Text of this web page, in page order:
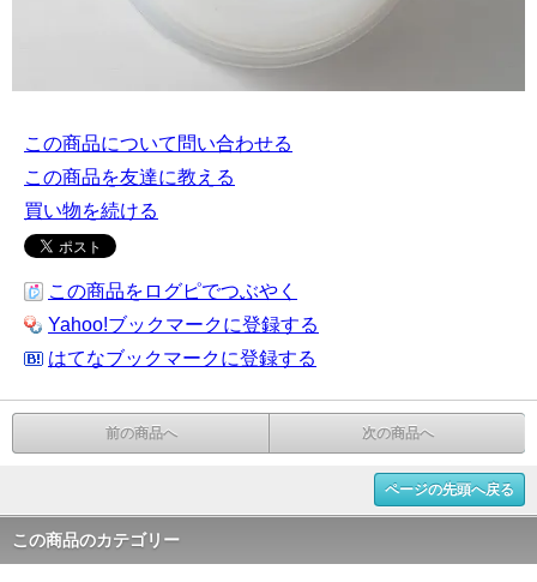
この商品について問い合わせる
この商品を友達に教える
買い物を続ける
この商品をログピでつぶやく
Yahoo!ブックマークに登録する
はてなブックマークに登録する
前の商品へ 次の商品へ
ページの先頭へ戻る
この商品のカテゴリー